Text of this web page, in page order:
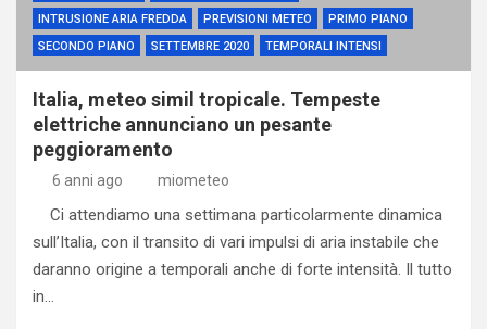
INTRUSIONE ARIA FREDDA
PREVISIONI METEO
PRIMO PIANO
SECONDO PIANO
SETTEMBRE 2020 TEMPORALI INTENSI
Italia, meteo simil tropicale. Tempeste
elettriche annunciano un pesante
peggioramento
6 anni ago miometeo
Ci attendiamo una settimana particolarmente dinamica
sull’Italia, con il transito di vari impulsi di aria instabile che
daranno origine a temporali anche di forte intensità. Il tutto
in…